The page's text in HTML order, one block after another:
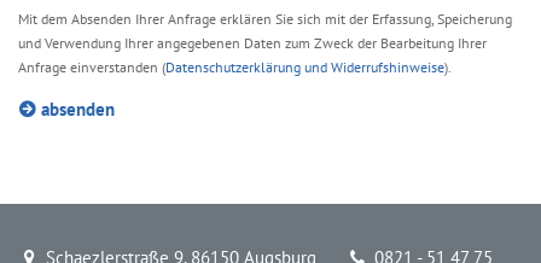
Mit dem Absenden Ihrer Anfrage erklären Sie sich mit der Erfassung, Speicherung
und Verwendung Ihrer angegebenen Daten zum Zweck der Bearbeitung Ihrer
Anfrage einverstanden (Datenschutzerklärung und Widerrufshinweise).
absenden
Schaezlerstraße 9, 86150 Augsburg 0821 - 51 47 75